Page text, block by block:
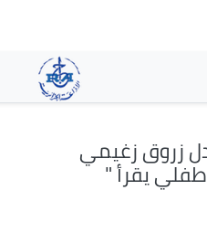
زروق زغيمي
يقرأ "